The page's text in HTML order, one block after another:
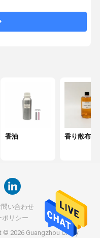
香油 香り散布油
問い合わせ
ポリシー
2026 Guangzhou Chifly